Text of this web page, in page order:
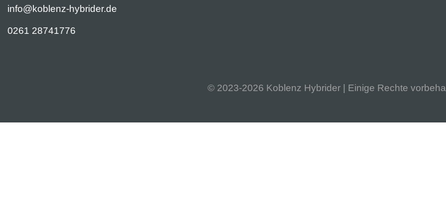
info@koblenz-hybrider.de
0261 28741776
© 2023-2026 Koblenz Hybrider | Einige Rechte